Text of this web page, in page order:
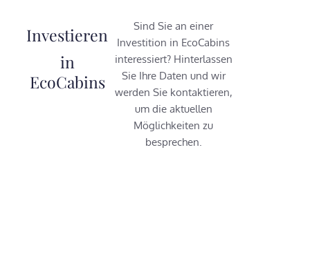
Investieren
in
EcoCabins
Sind Sie an einer
Investition in EcoCabins
interessiert? Hinterlassen
Sie Ihre Daten und wir
werden Sie kontaktieren,
um die aktuellen
Möglichkeiten zu
besprechen.